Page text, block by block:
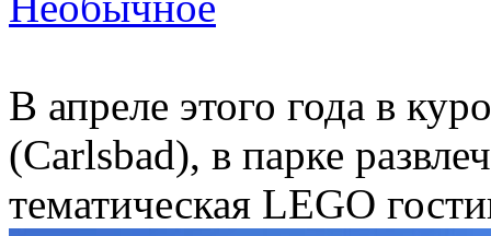
В апреле этого года в
(Carlsbad), в парке
тематическая LEGO